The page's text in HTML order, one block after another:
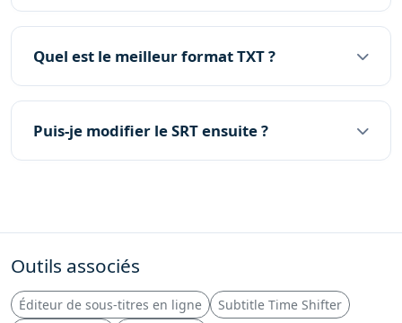
Quel est le meilleur format TXT ?
Puis-je modifier le SRT ensuite ?
Outils associés
Éditeur de sous-titres en ligne
Subtitle Time Shifter